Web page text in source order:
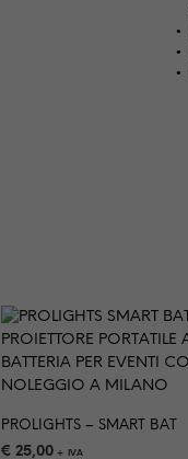
PROLIGHTS – SMART BAT
€ 25,00 + IVA